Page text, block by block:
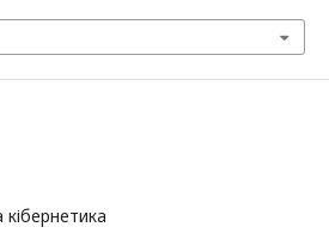
кібернетика